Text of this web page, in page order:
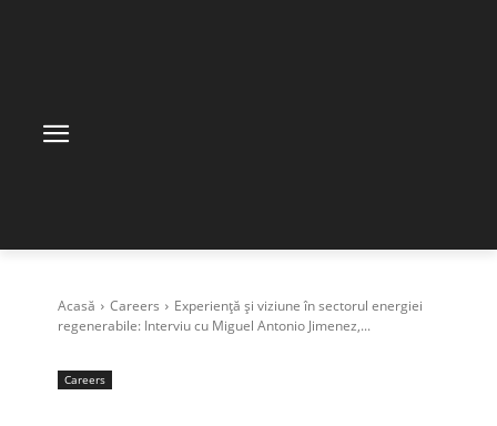
Acasă Careers
Experiență și viziune în sectorul energiei
regenerabile: Interviu cu Miguel Antonio Jimenez,...
Careers